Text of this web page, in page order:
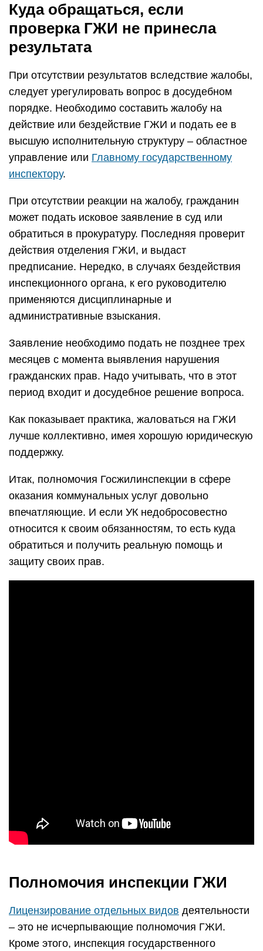
Куда обращаться, если
проверка ГЖИ не принесла
результата
При отсутствии результатов вследствие жалобы,
следует урегулировать вопрос в досудебном
порядке. Необходимо составить жалобу на
действие или бездействие ГЖИ и подать ее в
высшую исполнительную структуру – областное
управление или Главному государственному
инспектору.
При отсутствии реакции на жалобу, гражданин
может подать исковое заявление в суд или
обратиться в прокуратуру. Последняя проверит
действия отделения ГЖИ, и выдаст
предписание. Нередко, в случаях бездействия
инспекционного органа, к его руководителю
применяются дисциплинарные и
административные взыскания.
Заявление необходимо подать не позднее трех
месяцев с момента выявления нарушения
гражданских прав. Надо учитывать, что в этот
период входит и досудебное решение вопроса.
Как показывает практика, жаловаться на ГЖИ
лучше коллективно, имея хорошую юридическую
поддержку.
Итак, полномочия Госжилинспекции в сфере
оказания коммунальных услуг довольно
впечатляющие. И если УК недобросовестно
относится к своим обязанностям, то есть куда
обратиться и получить реальную помощь и
защиту своих прав.
Полномочия инспекции ГЖИ
Лицензирование отдельных видов деятельности
– это не исчерпывающие полномочия ГЖИ.
Кроме этого, инспекция государственного